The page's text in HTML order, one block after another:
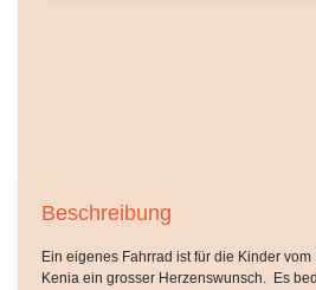
Beschreibung
Ein eigenes Fahrrad ist für die Kinder
Kenia ein grosser Herzenswunsch. Es